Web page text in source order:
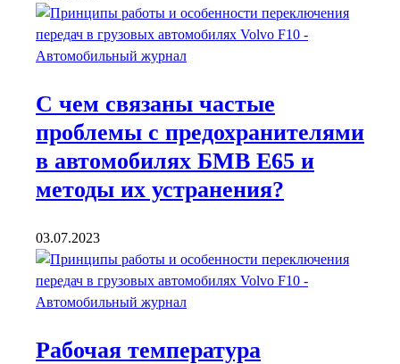
С чем связаны частые
проблемы с предохранителями
в автомобилях БМВ Е65 и
методы их устранения?
03.07.2023
Рабочая температура